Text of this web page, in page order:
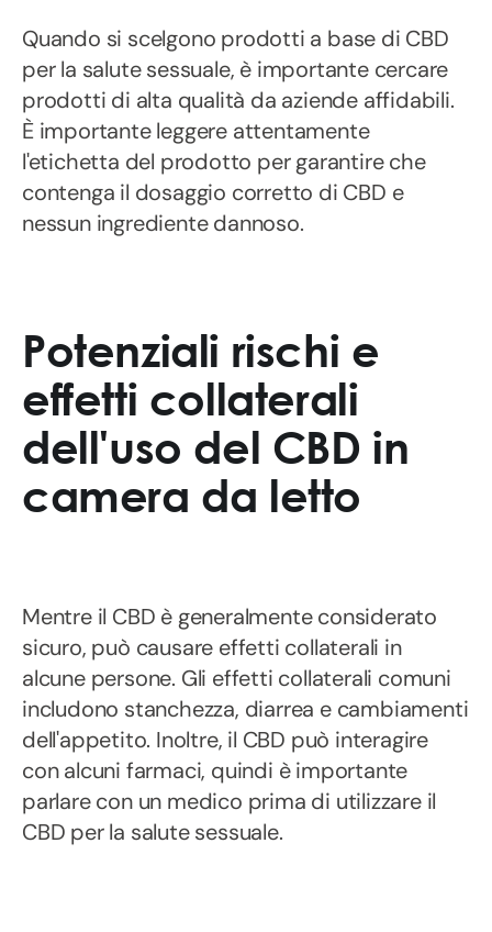
Quando si scelgono prodotti a base di CBD
per la salute sessuale, è importante cercare
prodotti di alta qualità da aziende affidabili.
È importante leggere attentamente
l'etichetta del prodotto per garantire che
contenga il dosaggio corretto di CBD e
nessun ingrediente dannoso.
Potenziali rischi e
effetti collaterali
dell'uso del CBD in
camera da letto
Mentre il CBD è generalmente considerato
sicuro, può causare effetti collaterali in
alcune persone. Gli effetti collaterali comuni
includono stanchezza, diarrea e cambiamenti
dell'appetito. Inoltre, il CBD può interagire
con alcuni farmaci, quindi è importante
parlare con un medico prima di utilizzare il
CBD per la salute sessuale.